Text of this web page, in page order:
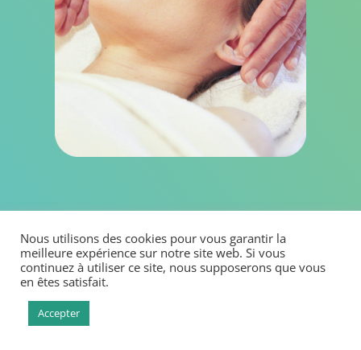
la perte d’audition
Faiblesse du nerf acoustique
Troubles neurologiques
les troubles de l’équilibre
Nous utilisons des cookies pour vous garantir la
meilleure expérience sur notre site web. Si vous
continuez à utiliser ce site, nous supposerons que vous
en êtes satisfait.
Accepter